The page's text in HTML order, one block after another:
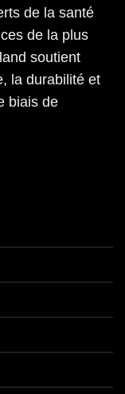
de la santé
de la plus
soutient
la durabilité et
biais de